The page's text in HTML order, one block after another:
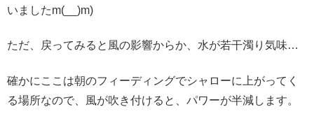
いましたm(__)m)
ただ、戻ってみると風の影響からか、水が若干濁り気味…
確かにここは朝のフィーディングでシャローに上がってく
る場所なので、風が吹き付けると、パワーが半減します。